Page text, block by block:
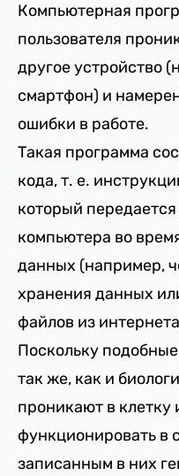
Компьютерная
пользователя
другое устройство
смартфон) и
ошибки в работе.
Такая программа
кода, т. е.
который
компьютера во
данных (например,
хранения данных
файлов из
Поскольку
так же, как и
проникают в клетку
функционировать в
записанным в них